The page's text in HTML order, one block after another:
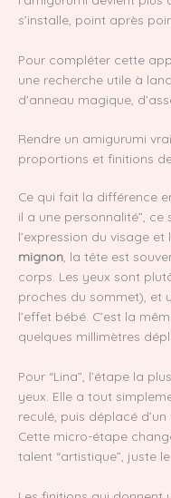
s’installe, point après
Pour compléter cette
une recherche utile à
d’anneau magique,
Rendre un amigurumi
proportions et finitions
Ce qui fait la différence
il a une personnalité”,
l’expression du visage et
mignon, la tête est
corps. Les yeux sont
proches du sommet), et
l’effet bébé. C’est la
quelques millimètres
Pour “Lina”, l’étape la
yeux. Elle a tout
reculé, puis déplacé
Cette micro-étape
talent “artistique”, juste